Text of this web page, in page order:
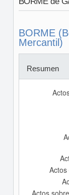
BORME
Mercantil)
Resumen